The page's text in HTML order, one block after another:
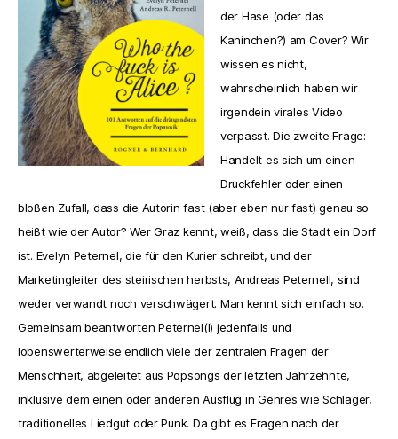
der Hase (oder das
Kaninchen?) am Cover? Wir
wissen es nicht,
wahrscheinlich haben wir
irgendein virales Video
verpasst. Die zweite Frage:
Handelt es sich um einen
Druckfehler oder einen
bloßen Zufall, dass die Autorin fast (aber eben nur fast) genau so
heißt wie der Autor? Wer Graz kennt, weiß, dass die Stadt ein Dorf
ist. Evelyn Peternel, die für den Kurier schreibt, und der
Marketingleiter des steirischen herbsts, Andreas Peternell, sind
weder verwandt noch verschwägert. Man kennt sich einfach so.
Gemeinsam beantworten Peternel(l) jedenfalls und
lobenswerterweise endlich viele der zentralen Fragen der
Menschheit, abgeleitet aus Popsongs der letzten Jahrzehnte,
inklusive dem einen oder anderen Ausflug in Genres wie Schlager,
traditionelles Liedgut oder Punk. Da gibt es Fragen nach der